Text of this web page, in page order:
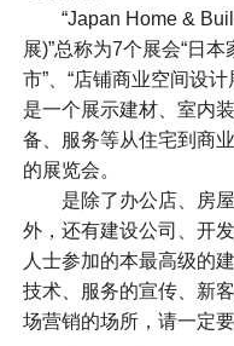
“Japan Home &
展)”总称为7个展会“日
市”、“店铺商业空间设
是一个展示建材、室内
备、服务等从住宅到商
的展览会。
是除了办公店、房屋
外，还有建设公司、开
人士参加的本最高级的
技术、服务的宣传、新
场营销的场所，请一定